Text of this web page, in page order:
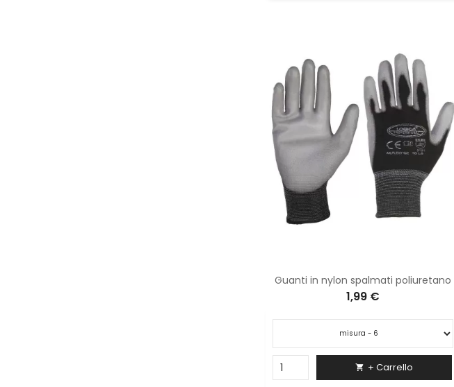
Guanti in nylon spalmati poliuretano
1,99 €
 + Carrello